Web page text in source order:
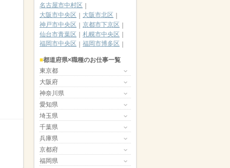
名古屋市中村区
大阪市中央区
大阪市北区
神戸市中央区
京都市下京区
仙台市青葉区
札幌市中央区
福岡市中央区
福岡市博多区
都道府県×職種のお仕事一覧
東京都
大阪府
神奈川県
愛知県
埼玉県
千葉県
兵庫県
京都府
福岡県